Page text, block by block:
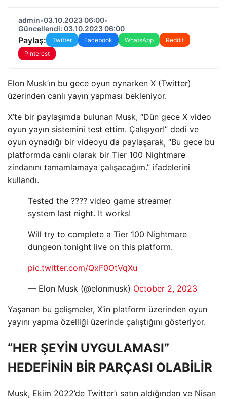
admin•03.10.2023 06:00•
Güncellendi: 03.10.2023 06:00
Paylaş: Twitter Facebook WhatsApp
Reddit
Pinterest
Elon Musk’ın bu gece oyun oynarken X (Twitter)
üzerinden canlı yayın yapması bekleniyor.
X’te bir paylaşımda bulunan Musk, “Dün gece X video
oyun yayın sistemini test ettim. Çalışıyor!” dedi ve
oyun oynadığı bir videoyu da paylaşarak, “Bu gece bu
platformda canlı olarak bir Tier 100 Nightmare
zindanını tamamlamaya çalışacağım.” ifadelerini
kullandı.
Tested the ???? video game streamer
system last night. It works!
Will try to complete a Tier 100 Nightmare
dungeon tonight live on this platform.
pic.twitter.com/QxF0OtVqXu
— Elon Musk (@elonmusk) October 2, 2023
Yaşanan bu gelişmeler, X’in platform üzerinden oyun
yayını yapma özelliği üzerinde çalıştığını gösteriyor.
“HER ŞEYİN UYGULAMASI”
HEDEFİNİN BİR PARÇASI OLABİLİR
Musk, Ekim 2022’de Twitter’ı satın aldığından ve Nisan